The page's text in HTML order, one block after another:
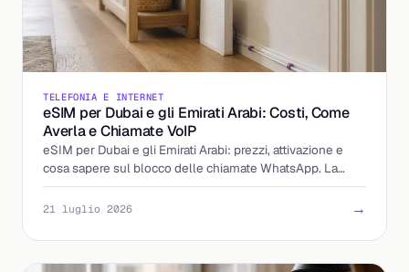
TELEFONIA E INTERNET
eSIM per Dubai e gli Emirati Arabi: Costi, Come
Averla e Chiamate VoIP
eSIM per Dubai e gli Emirati Arabi: prezzi, attivazione e
cosa sapere sul blocco delle chiamate WhatsApp. La
guida per partire preparato.
21 luglio 2026 →